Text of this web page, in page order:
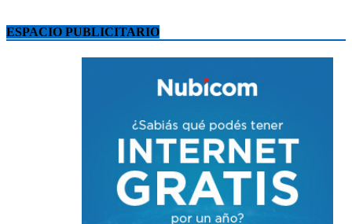
ESPACIO PUBLICITARIO